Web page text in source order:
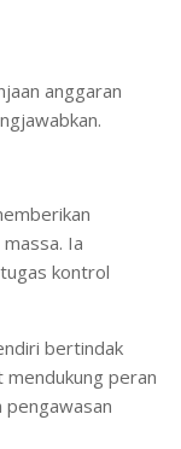
anggaran
Ia
kontrol
bertindak
mendukung peran
pengawasan